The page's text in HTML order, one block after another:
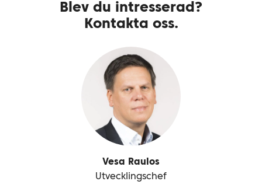
Blev du intresserad?
Kontakta oss.
Vesa Raulos
Utvecklingschef